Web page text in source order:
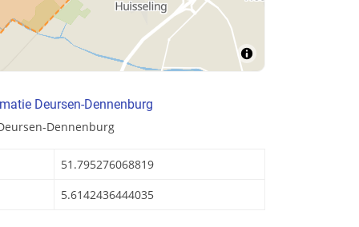
Deursen-Dennenburg
Dennenburg
51.795276068819
5.6142436444035